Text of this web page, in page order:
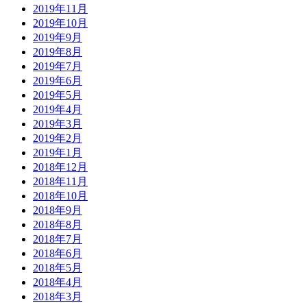
2019年11月
2019年10月
2019年9月
2019年8月
2019年7月
2019年6月
2019年5月
2019年4月
2019年3月
2019年2月
2019年1月
2018年12月
2018年11月
2018年10月
2018年9月
2018年8月
2018年7月
2018年6月
2018年5月
2018年4月
2018年3月